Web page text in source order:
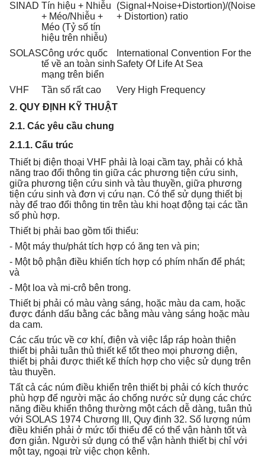
SINAD Tín hiệu + Nhiễu
+ Méo/Nhiễu +
Méo (Tỷ số tín
hiệu trên nhiễu)
(Signal+Noise+Distortion)/(Noise
+ Distortion) ratio
SOLASCông ước quốc
tế về an toàn sinh
mạng trên biển
International Convention For the
Safety Of Life At Sea
VHF Tần số rất cao
Very High Frequency
2. QUY ĐỊNH KỸ THUẬT
2.1. Các yêu cầu chung
2.1.1. Cấu trúc
Thiết bị điện thoại VHF phải là loại cầm tay, phải có khả
năng trao đổi thông tin giữa các phương tiện cứu sinh,
giữa phương tiện cứu sinh và tàu thuyền, giữa phương
tiện cứu sinh và đơn vị cứu nạn. Có thể sử dụng thiết bị
này để trao đổi thông tin trên tàu khi hoạt động tại các tần
số phù hợp.
Thiết bị phải bao gồm tối thiểu:
- Một máy thu/phát tích hợp có ăng ten và pin;
- Một bộ phận điều khiển tích hợp có phím nhấn để phát;
và
- Một loa và mi-crô bên trong.
Thiết bị phải có màu vàng sáng, hoặc màu da cam, hoặc
được đánh dấu bằng các bằng màu vàng sáng hoặc màu
da cam.
Các cấu trúc về cơ khí, điện và việc lắp ráp hoàn thiện
thiết bị phải tuân thủ thiết kế tốt theo mọi phương diện,
thiết bị phải được thiết kế thích hợp cho việc sử dụng trên
tàu thuyền.
Tất cả các núm điều khiển trên thiết bị phải có kích thước
phù hợp để người mặc áo chống nước sử dụng các chức
năng điều khiển thông thường một cách dễ dàng, tuân thủ
với SOLAS 1974 Chương III, Quy định 32. Số lượng núm
điều khiển phải ở mức tối thiểu để có thể vận hành tốt và
đơn giản. Người sử dụng có thể vận hành thiết bị chỉ với
một tay, ngoại trừ việc chọn kênh.